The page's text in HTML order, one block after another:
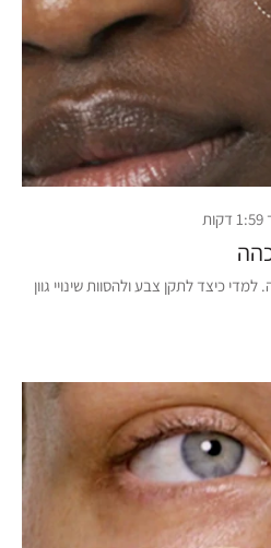
למדי כיצד לתקן צבע ולהסוות שינויי גוון